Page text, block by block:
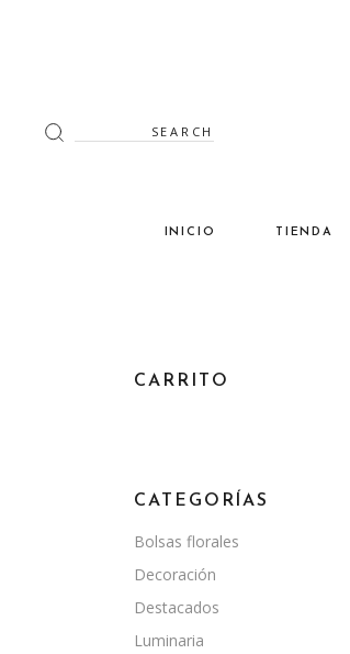
Search
for:
INICIO TIENDA
CARRITO
CATEGORÍAS
Bolsas florales
Decoración
Destacados
Luminaria